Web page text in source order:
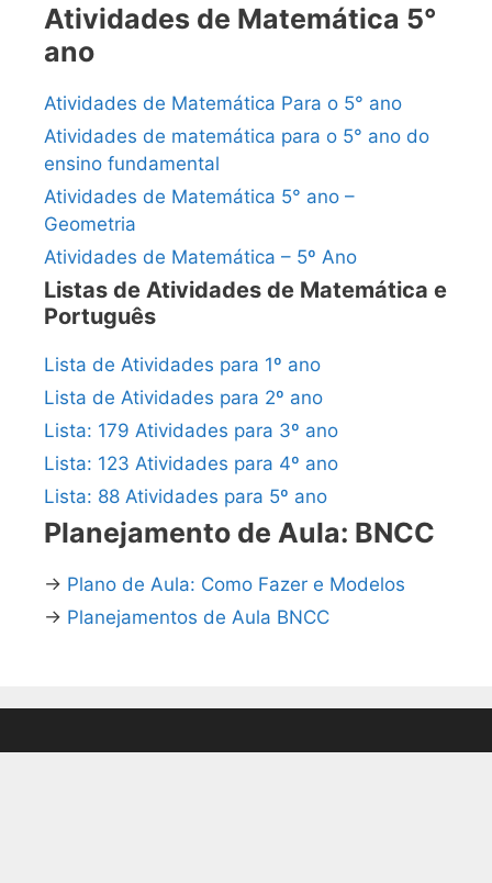
Atividades de Matemática 5°
ano
Atividades de Matemática Para o 5° ano
Atividades de matemática para o 5° ano do
ensino fundamental
Atividades de Matemática 5° ano –
Geometria
Atividades de Matemática – 5º Ano
Listas de Atividades de Matemática e
Português
Lista de Atividades para 1º ano
Lista de Atividades para 2º ano
Lista: 179 Atividades para 3º ano
Lista: 123 Atividades para 4º ano
Lista: 88 Atividades para 5º ano
Planejamento de Aula: BNCC
→ Plano de Aula: Como Fazer e Modelos
→ Planejamentos de Aula BNCC